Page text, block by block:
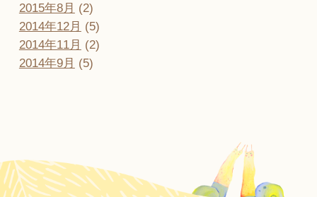
2015年8月 (2)
2014年12月 (5)
2014年11月 (2)
2014年9月 (5)